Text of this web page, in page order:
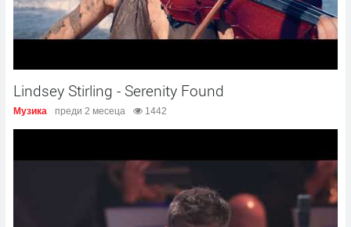
Lindsey Stirling - Serenity Found
Музика преди 2 месеца 1442